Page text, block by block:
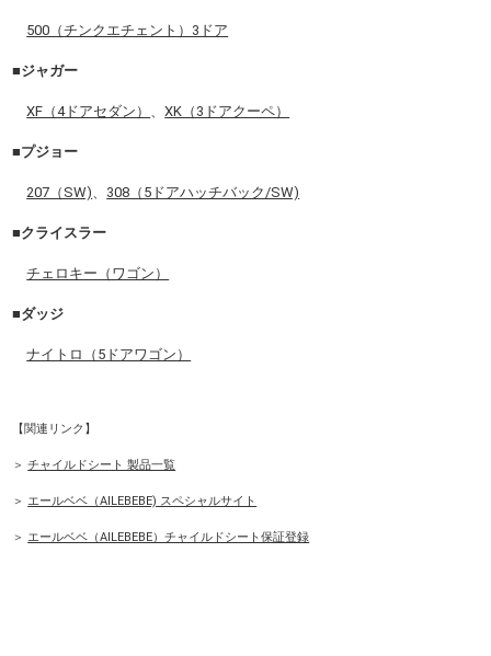
500（チンクエチェント）3ドア
■ジャガー
XF（4ドアセダン） 、XK（3ドアクーペ）
■プジョー
207（SW)、 308（5ドアハッチバック/SW)
■クライスラー
チェロキー（ワゴン）
■ダッジ
ナイトロ（5ドアワゴン）
【関連リンク】
＞チャイルドシート 製品一覧
＞エールベベ（AILEBEBE) スペシャルサイト
＞エールベベ（AILEBEBE）チャイルドシート保証登録